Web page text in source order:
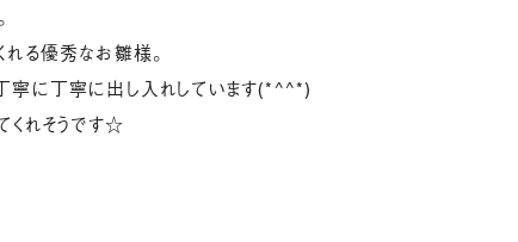
る優秀なお雛様。
寧に丁寧に出し入れしています(*^^*)
くれそうです☆